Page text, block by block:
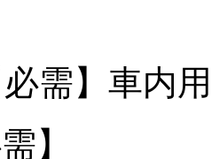
需】車内
】